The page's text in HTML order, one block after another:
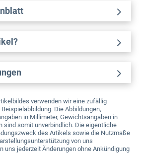
verwenden wir eine zufällig
Die Abbildungen,
in Millimeter, Gewichtsangaben in
sind somit unverbindlich. Die eigentliche
des Artikels sowie die Nutzmaße
von uns
uns jederzeit Änderungen ohne Ankündigung